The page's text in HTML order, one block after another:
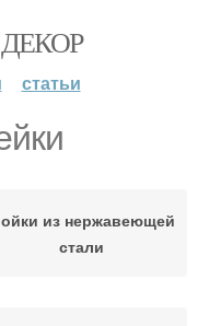
статьи
из нержавеющей
стали